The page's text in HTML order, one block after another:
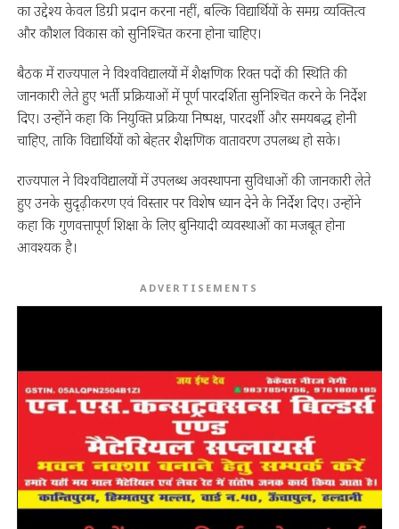
का उद्देश्य केवल डिग्री प्रदान करना नहीं, बल्कि विद्यार्थियों के समग्र व्यक्तित्व
और कौशल विकास को सुनिश्चित करना होना चाहिए।
बैठक में राज्यपाल ने विश्वविद्यालयों में शैक्षणिक रिक्त पदों की स्थिति की
जानकारी लेते हुए भर्ती प्रक्रियाओं में पूर्ण पारदर्शिता सुनिश्चित करने के निर्देश
दिए। उन्होंने कहा कि नियुक्ति प्रक्रिया निष्पक्ष, पारदर्शी और समयबद्ध होनी
चाहिए, ताकि विद्यार्थियों को बेहतर शैक्षणिक वातावरण उपलब्ध हो सके।
राज्यपाल ने विश्वविद्यालयों में उपलब्ध अवस्थापना सुविधाओं की जानकारी लेते
हुए उनके सुदृढ़ीकरण एवं विस्तार पर विशेष ध्यान देने के निर्देश दिए। उन्होंने
कहा कि गुणवत्तापूर्ण शिक्षा के लिए बुनियादी व्यवस्थाओं का मजबूत होना
आवश्यक है।
ADVERTISEMENTS